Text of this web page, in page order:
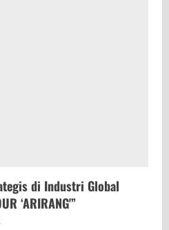
di Industri Global
‘ARIRANG'”